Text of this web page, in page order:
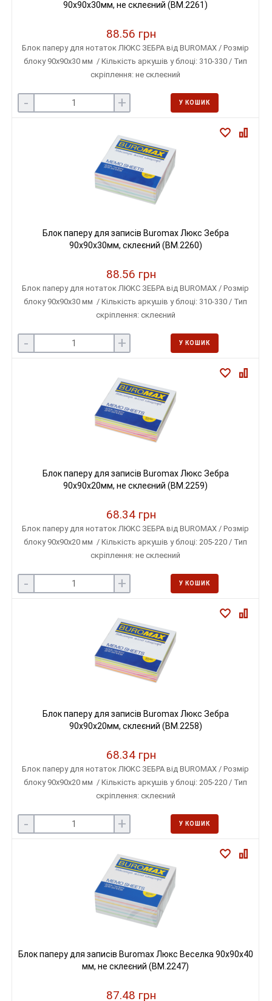
90х90х30мм, не склеєний (BM.2261)
88.56 грн
Блок паперу для нотаток ЛЮКС ЗЕБРА від BUROMAX / Розмір
блоку 90х90х30 мм / Кількість аркушів у блоці: 310-330 / Тип
скріплення: не склеєний
- + У КОШИК
Блок паперу для записів Buromax Люкс Зебра
90х90х30мм, склеєний (BM.2260)
88.56 грн
Блок паперу для нотаток ЛЮКС ЗЕБРА від BUROMAX / Розмір
блоку 90х90х30 мм / Кількість аркушів у блоці: 310-330 / Тип
скріплення: склеєний
- + У КОШИК
Блок паперу для записів Buromax Люкс Зебра
90х90х20мм, не склеєний (BM.2259)
68.34 грн
Блок паперу для нотаток ЛЮКС ЗЕБРА від BUROMAX / Розмір
блоку 90х90х20 мм / Кількість аркушів у блоці: 205-220 / Тип
скріплення: не склеєний
- + У КОШИК
Блок паперу для записів Buromax Люкс Зебра
90х90х20мм, склеєний (BM.2258)
68.34 грн
Блок паперу для нотаток ЛЮКС ЗЕБРА від BUROMAX / Розмір
блоку 90х90х20 мм / Кількість аркушів у блоці: 205-220 / Тип
скріплення: склеєний
- + У КОШИК
Блок паперу для записів Buromax Люкс Веселка 90х90х40
мм, не склеєний (BM.2247)
87.48 грн